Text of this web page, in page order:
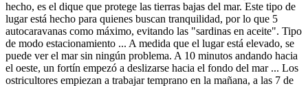
hecho, es el dique que protege las tierras bajas del mar. Este tipo de
lugar está hecho para quienes buscan tranquilidad, por lo que 5
autocaravanas como máximo, evitando las "sardinas en aceite". Tipo
de modo estacionamiento ... A medida que el lugar está elevado, se
puede ver el mar sin ningún problema. A 10 minutos andando hacia
el oeste, un fortín empezó a deslizarse hacia el fondo del mar ... Los
ostricultores empiezan a trabajar temprano en la mañana, a las 7 de